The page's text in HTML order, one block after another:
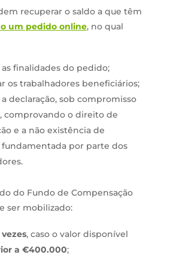
recuperar o saldo a que têm
um pedido online, no qual
as finalidades do pedido;
os trabalhadores beneficiários;
declaração, sob compromisso
comprovando o direito de
e a não existência de
fundamentada por parte dos
do Fundo de Compensação
ser mobilizado:
, caso o valor disponível
a €400.000;